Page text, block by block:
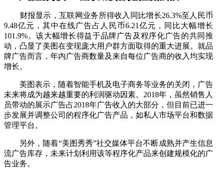
财报显示，互联网业务所得收入同比增长26.3%至人民币
9.48亿元，其中在线广告占人民币6.21亿元，同比大幅增长
101.9%。该大幅增长得益于品牌广告及程序化广告的共同推
动，凸显了美图在变现庞大用户群方面取得的重大进展。就品
牌广告而言，年内广告商数量及来自每位广告商的收入均实现
增长。
美图表示，随着智能手机及电子商务等业务的关闭，广告
未来将成为越来越重要的利润驱动因素。2018年，虽然销售人
员带动的展示广告占2018年广告收入的大部分，但目前已进一
步发展并调整公司的程序化广告产品，如私人市场平台和数据
管理平台。
另外，随着“美图秀秀”社交媒体平台不断成熟并产生信息
流广告库存，未来计划利用该等程序化产品来创建规模化的广
告业务。